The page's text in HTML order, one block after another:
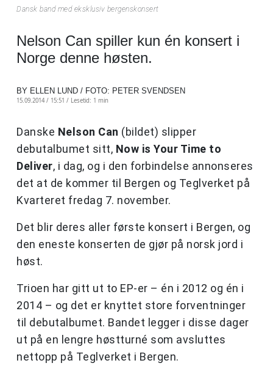
Dansk band med eksklusiv bergenskonsert
Nelson Can spiller kun én konsert i
Norge denne høsten.
BY ELLEN LUND / FOTO: PETER SVENDSEN
15.09.2014 / 15:51 / Lesetid: 1 min
Danske Nelson Can (bildet) slipper
debutalbumet sitt, Now is Your Time to
Deliver, i dag, og i den forbindelse annonseres
det at de kommer til Bergen og Teglverket på
Kvarteret fredag 7. november.
Det blir deres aller første konsert i Bergen, og
den eneste konserten de gjør på norsk jord i
høst.
Trioen har gitt ut to EP-er – én i 2012 og én i
2014 – og det er knyttet store forventninger
til debutalbumet. Bandet legger i disse dager
ut på en lengre høstturné som avsluttes
nettopp på Teglverket i Bergen.